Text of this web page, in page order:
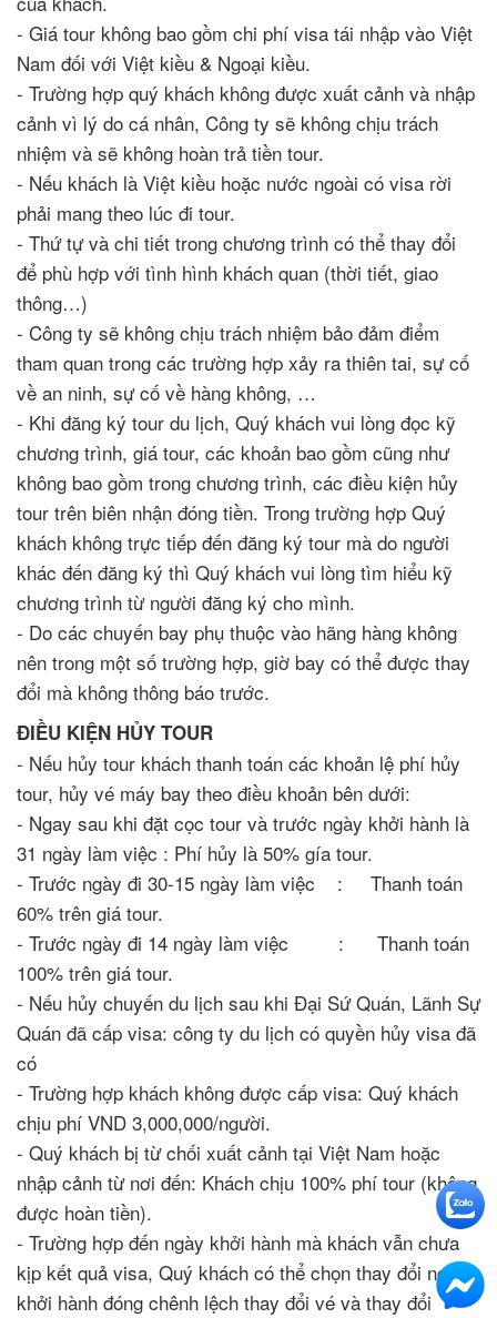
- Giá tour không bao gồm chi phí visa tái nhập vào Việt
Nam đối với Việt kiều & Ngoại kiều.
- Trường hợp quý khách không được xuất cảnh và nhập
cảnh vì lý do cá nhân, Công ty sẽ không chịu trách
nhiệm và sẽ không hoàn trả tiền tour.
- Nếu khách là Việt kiều hoặc nước ngoài có visa rời
phải mang theo lúc đi tour.
- Thứ tự và chi tiết trong chương trình có thể thay đổi
để phù hợp với tình hình khách quan (thời tiết, giao
thông…)
- Công ty sẽ không chịu trách nhiệm bảo đảm điểm
tham quan trong các trường hợp xảy ra thiên tai, sự cố
về an ninh, sự cố về hàng không, …
- Khi đăng ký tour du lịch, Quý khách vui lòng đọc kỹ
chương trình, giá tour, các khoản bao gồm cũng như
không bao gồm trong chương trình, các điều kiện hủy
tour trên biên nhận đóng tiền. Trong trường hợp Quý
khách không trực tiếp đến đăng ký tour mà do người
khác đến đăng ký thì Quý khách vui lòng tìm hiểu kỹ
chương trình từ người đăng ký cho mình.
- Do các chuyến bay phụ thuộc vào hãng hàng không
nên trong một số trường hợp, giờ bay có thể được thay
đổi mà không thông báo trước.
ĐIỀU KIỆN HỦY TOUR
- Nếu hủy tour khách thanh toán các khoản lệ phí hủy
tour, hủy vé máy bay theo điều khoản bên dưới:
- Ngay sau khi đặt cọc tour và trước ngày khởi hành là
31 ngày làm việc : Phí hủy là 50% gía tour.
- Trước ngày đi 30-15 ngày làm việc : Thanh toán
60% trên giá tour.
- Trước ngày đi 14 ngày làm việc : Thanh toán
100% trên giá tour.
- Nếu hủy chuyến du lịch sau khi Đại Sứ Quán, Lãnh Sự
Quán đã cấp visa: công ty du lịch có quyền hủy visa đã
có
- Trường hợp khách không được cấp visa: Quý khách
chịu phí VND 3,000,000/người.
- Quý khách bị từ chối xuất cảnh tại Việt Nam hoặc
nhập cảnh từ nơi đến: Khách chịu 100% phí tour (không
được hoàn tiền).
- Trường hợp đến ngày khởi hành mà khách vẫn chưa
kịp kết quả visa, Quý khách có thể chọn thay đổi ngày
khởi hành đóng chênh lệch thay đổi vé và thay đổi